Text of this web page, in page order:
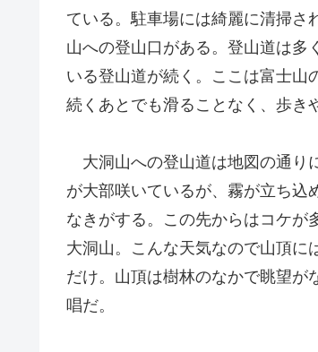
ている。駐車場には綺麗に清掃さ
山への登山口がある。登山道は多
いる登山道が続く。ここは富士山
続くあとでも滑ることなく、歩き
大洞山への登山道は地図の通り
が大部咲いているが、霧が立ち込
なきがする。この先からはコケが
大洞山。こんな天気なので山頂に
だけ。山頂は樹林のなかで眺望が
唱だ。